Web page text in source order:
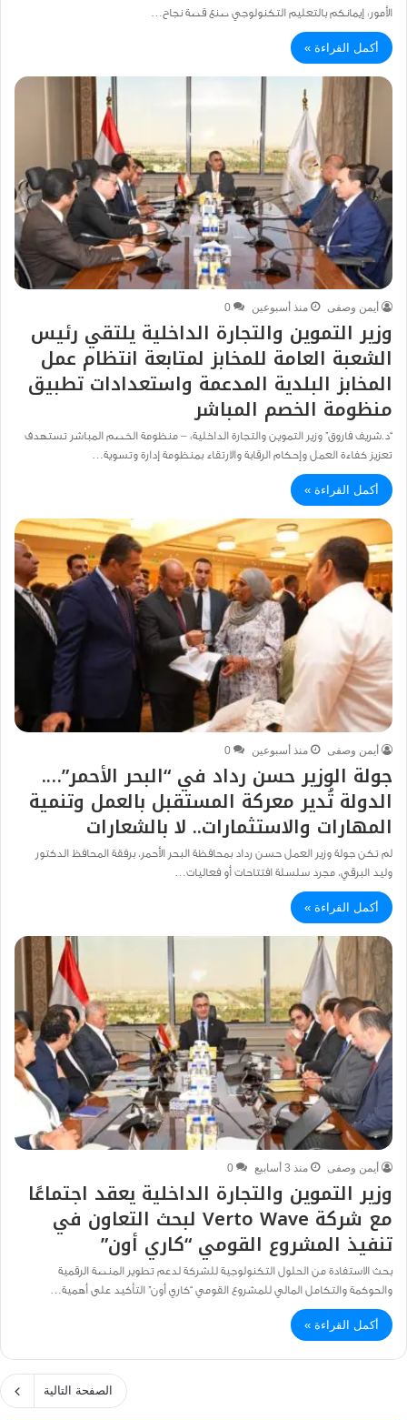
الأمور: إيمانكم بالتعليم التكنولوجي صنع قصة نجاح…
أكمل القراءة »
أيمن وصفى منذ أسبوعين 0
وزير التموين والتجارة الداخلية يلتقي رئيس
الشعبة العامة للمخابز لمتابعة انتظام عمل
المخابز البلدية المدعمة واستعدادات تطبيق
منظومة الخصم المباشر
“د.شريف فاروق” وزير التموين والتجارة الداخلية: – منظومة الخصم المباشر تستهدف
تعزيز كفاءة العمل وإحكام الرقابة والارتقاء بمنظومة إدارة وتسوية…
أكمل القراءة »
أيمن وصفى منذ أسبوعين 0
جولة الوزير حسن رداد في “البحر الأحمر”….
الدولة تُدير معركة المستقبل بالعمل وتنمية
المهارات والاستثمارات.. لا بالشعارات
لم تكن جولة وزير العمل حسن رداد بمحافظة البحر الأحمر، برفقة المحافظ الدكتور
وليد البرقي، مجرد سلسلة افتتاحات أو فعاليات…
أكمل القراءة »
أيمن وصفى منذ 3 أسابيع 0
وزير التموين والتجارة الداخلية يعقد اجتماعًا
مع شركة Verto Wave لبحث التعاون في
تنفيذ المشروع القومي “كاري أون”
بحث الاستفادة من الحلول التكنولوجية للشركة لدعم تطوير المنصة الرقمية
والحوكمة والتكامل المالي للمشروع القومي “كاري أون” التأكيد على أهمية…
أكمل القراءة »
الصفحة التالية